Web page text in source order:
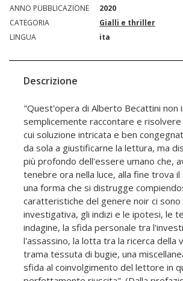
ANNO PUBBLICAZIONE
2020
CATEGORIA
Gialli e thriller
LINGUA
ita
Descrizione
"Quest'opera di Alberto Becattini non
semplicemente raccontare e risolvere
cui soluzione intricata e ben
da sola a giustificarne la lettura, ma
più profondo dell'essere umano che,
tenebre ora nella luce, alla fine trova il
una forma che si distrugge
caratteristiche del genere noir ci
investigativa, gli indizi e le ipotesi, le
indagine, la sfida personale tra
l'assassino, la lotta tra la ricerca della
trama tessuta di bugie, una
sfida al coinvolgimento del lettore in